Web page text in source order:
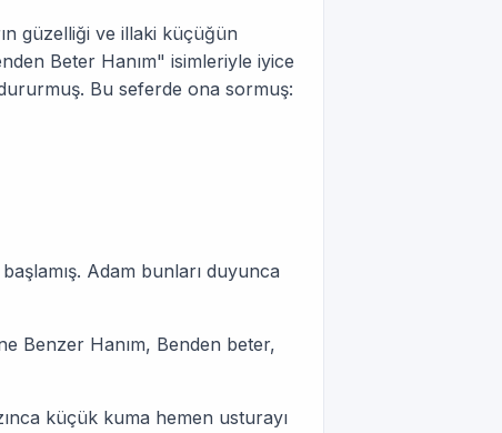
güzelliği ve illaki küçüğün
Beter Hanım" isimleriyle iyice
Bu seferde ona sormuş:
Adam bunları duyunca
Benzer Hanım, Benden beter,
küçük kuma hemen usturayı